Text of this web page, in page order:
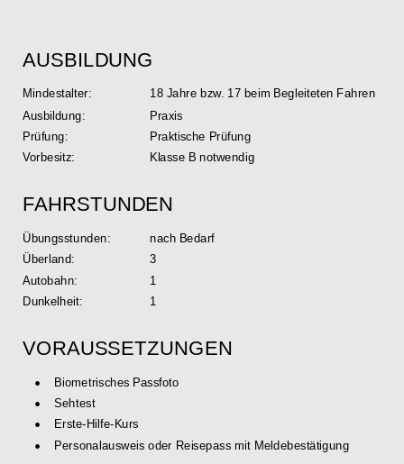
AUSBILDUNG
Mindestalter: 18 Jahre bzw. 17 beim Begleiteten Fahren
Ausbildung: Praxis
Prüfung:
Praktische Prüfung
Vorbesitz:
Klasse B notwendig
FAHRSTUNDEN
Übungsstunden: nach Bedarf
Überland: 3
Autobahn:
1
Dunkelheit:
1
VORAUSSETZUNGEN
• Biometrisches Passfoto
• Sehtest
• Erste-Hilfe-Kurs
• Personalausweis oder Reisepass mit Meldebestätigung